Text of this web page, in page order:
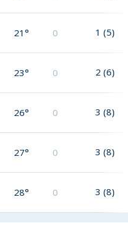
21° 0 1 (5)
23° 0 2 (6)
26° 0 3 (8)
27° 0 3 (8)
28° 0 3 (8)